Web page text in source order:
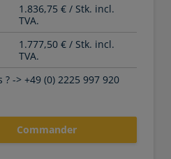
1.836,75 € / Stk. incl.
TVA.
1.777,50 € / Stk. incl.
TVA.
-> +49 (0) 2225 997 920
Commander